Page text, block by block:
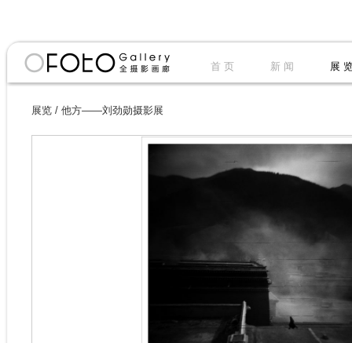
首 页 新 闻 展
展览 / 他方——刘劲勋摄影展